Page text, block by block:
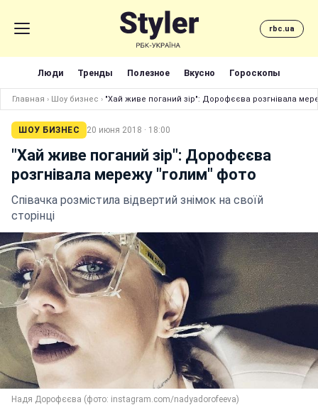
rbc.ua
Люди Тренды Полезное Вкусно Гороскопы
Главная › Шоу бизнес › "Хай живе поганий зір": Дорофєєва розгнівала
ШОУ БИЗНЕС 20 июня 2018 · 18:00
"Хай живе поганий зір": Дорофєєва
розгнівала мережу "голим" фото
Співачка розмістила відвертий знімок на своїй
сторінці
Надя Дорофєєва (фото: instagram.com/nadyadorofeeva)